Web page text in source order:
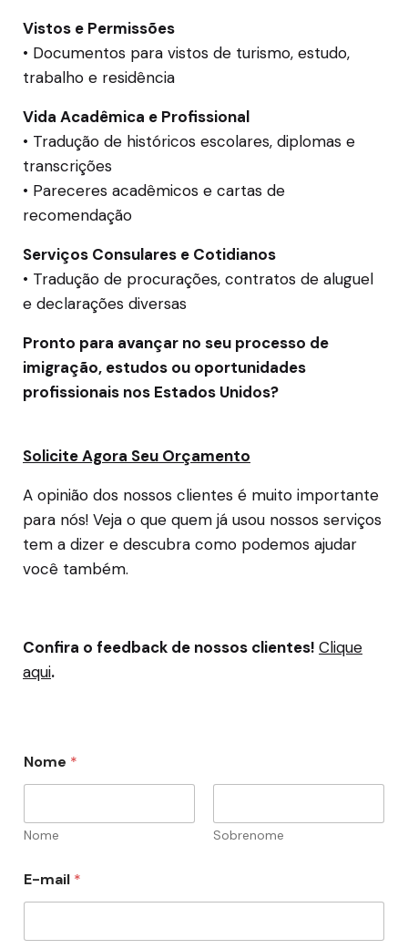
Vistos e Permissões
• Documentos para vistos de turismo, estudo,
trabalho e residência
Vida Acadêmica e Profissional
• Tradução de históricos escolares, diplomas e
transcrições
• Pareceres acadêmicos e cartas de
recomendação
Serviços Consulares e Cotidianos
• Tradução de procurações, contratos de aluguel
e declarações diversas
Pronto para avançar no seu processo de
imigração, estudos ou oportunidades
profissionais nos Estados Unidos?
Solicite Agora Seu Orçamento
A opinião dos nossos clientes é muito importante
para nós! Veja o que quem já usou nossos serviços
tem a dizer e descubra como podemos ajudar
você também.
Confira o feedback de nossos clientes! Clique
aqui.
e
n
a
g
*
M
n
Nome *
Nome Sobrenome
E-mail *